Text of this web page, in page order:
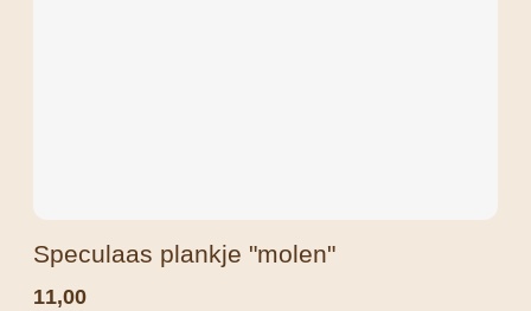
Speculaas plankje "molen"
11,00